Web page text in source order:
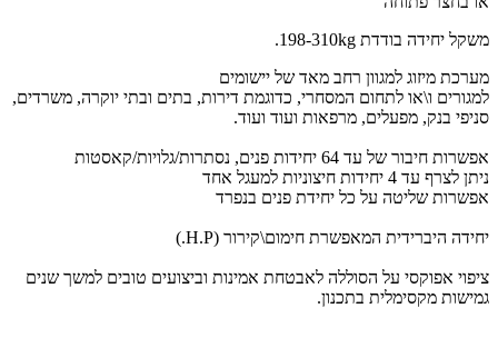
משקל יחידה בודדת 198-310kg.
מערכת מיזוג למגוון רחב מאד של יישומים
למגורים ו\או לתחום המסחרי, כדוגמת דירות, בתים ובתי יוקרה, משרדים,
סניפי בנק, מפעלים, מרפאות ועוד ועוד.
אפשרות חיבור של עד 64 יחידות פנים, נסתרות/גלויות/קאסטות
ניתן לצרף עד 4 יחידות חיצוניות למעגל אחד
אפשרות שליטה על כל יחידת פנים בנפרד
יחידה היברידית המאפשרת חימום\קירור (H.P.)
ציפוי אפוקסי על הסוללה לאבטחת אמינות וביצועים טובים למשך שנים
גמישות מקסימלית בתכנון.